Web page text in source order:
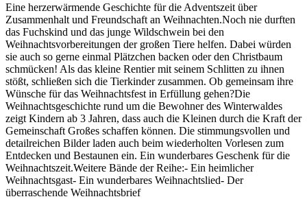
Eine herzerwärmende Geschichte für die Adventszeit über
Zusammenhalt und Freundschaft an Weihnachten.Noch nie durften
das Fuchskind und das junge Wildschwein bei den
Weihnachtsvorbereitungen der großen Tiere helfen. Dabei würden
sie auch so gerne einmal Plätzchen backen oder den Christbaum
schmücken! Als das kleine Rentier mit seinem Schlitten zu ihnen
stößt, schließen sich die Tierkinder zusammen. Ob gemeinsam ihre
Wünsche für das Weihnachtsfest in Erfüllung gehen?Die
Weihnachtsgeschichte rund um die Bewohner des Winterwaldes
zeigt Kindern ab 3 Jahren, dass auch die Kleinen durch die Kraft der
Gemeinschaft Großes schaffen können. Die stimmungsvollen und
detailreichen Bilder laden auch beim wiederholten Vorlesen zum
Entdecken und Bestaunen ein. Ein wunderbares Geschenk für die
Weihnachtszeit.Weitere Bände der Reihe:- Ein heimlicher
Weihnachtsgast- Ein wunderbares Weihnachtslied- Der
überraschende Weihnachtsbrief